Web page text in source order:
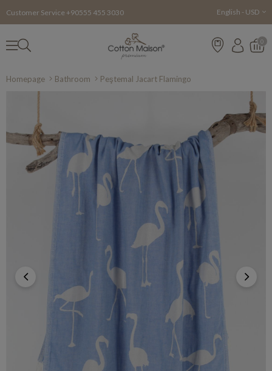
Customer Service +90555 455 3030 English - USD
0
Homepage Bathroom Peştemal Jacart Flamingo